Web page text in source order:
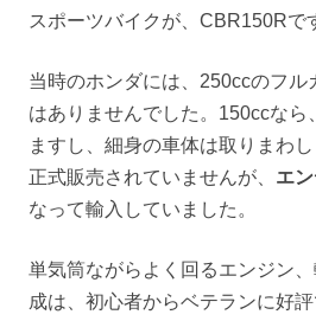
スポーツバイクが、CBR150Rで
当時のホンダには、250ccのフル
はありませんでした。150ccなら
ますし、細身の車体は取りまわ
正式販売されていませんが、 エ
なって輸入していました。
単気筒ながらよく回るエンジン
成は、初心者からベテランに好